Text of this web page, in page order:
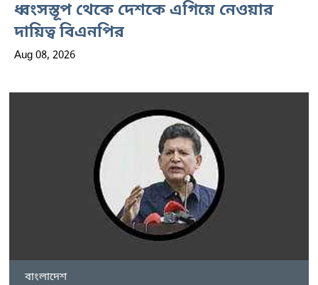
ধ্বংসস্তূপ থেকে দেশকে এগিয়ে নেওয়ার
দায়িত্ব বিএনপির
Aug 08, 2026
বাংলাদেশ